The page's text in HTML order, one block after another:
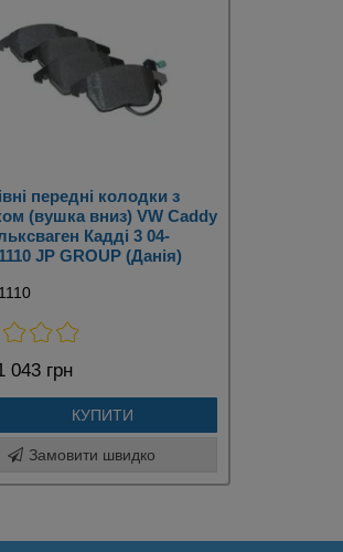
передні колодки з
(вушка вниз) VW Caddy
Кадді 3 04-
JP GROUP (Данія)
043 грн
КУПИТИ
Замовити швидко